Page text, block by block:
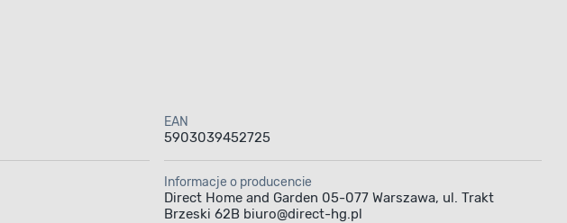
EAN
5903039452725
Informacje o producencie
Direct Home and Garden 05-077 Warszawa, ul. Trakt
Brzeski 62B biuro@direct-hg.pl